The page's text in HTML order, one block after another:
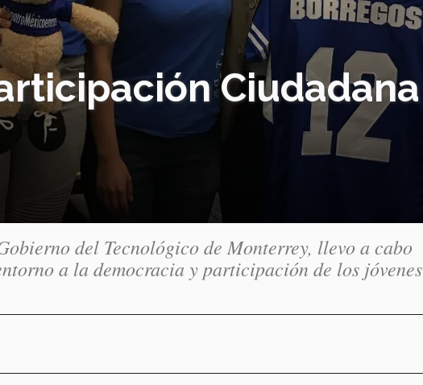
Ciudadana
del Tecnológico de Monterrey, llevo a cabo
a la democracia y participación de los jóvenes